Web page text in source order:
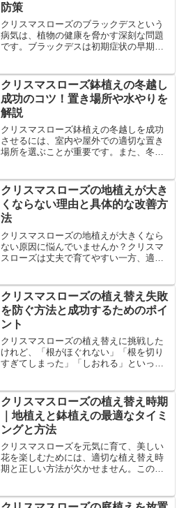
防策
クリスマスローズのブラックデスという
病気は、植物の健康を脅かす深刻な問題
です。ブラックデスは初期症状の早期発
のためには、症状を見分ける力と適切な
薬剤選びが重要です。本記...
クリスマスローズ鉢植えの冬越し
成功のコツ！置き場所や水やりを
解説
クリスマスローズ鉢植えの冬越しを成功
させるには、室内や屋外での適切な置き
場所を選ぶことが重要です。また、冬に
は、寒さに強いクリスマスローズを元気
に育てるための基本知識を、...
クリスマスローズの地植えが大き
くならない理由と具体的な改善方
法
クリスマスローズの地植えが大きくなら
ない原因に悩んでいませんか？クリスマ
スローズは丈夫で育てやすい一方、適切
を初心者にもわかりやすく解説します。
植え場所や土壌、水やり、...
クリスマスローズの植え替え失敗
を防ぐ方法と成功するためのポイ
ント
クリスマスローズの植え替えに挑戦した
けれど、「根がほぐれない」「根を切り
すぎてしまった」「しおれる」といった
時期や方法を間違えると失敗することも
少なくありません。本記事...
クリスマスローズの植え替え時期
｜地植えと鉢植えの最適なタイミ
ングと方法
クリスマスローズを元気に育て、美しい
花を楽しむためには、適切な植え替え時
期と正しい方法が欠かせません。この記
イントを詳しく解説します。土の選び方